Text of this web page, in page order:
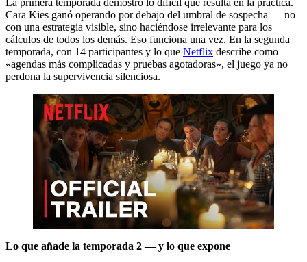
Cara Kies ganó operando por debajo del umbral de sospecha — no
con una estrategia visible, sino haciéndose irrelevante para los
cálculos de todos los demás. Eso funciona una vez. En la segunda
temporada, con 14 participantes y lo que Netflix describe como
«agendas más complicadas y pruebas agotadoras», el juego ya no
perdona la supervivencia silenciosa.
Lo que añade la temporada 2 — y lo que expone